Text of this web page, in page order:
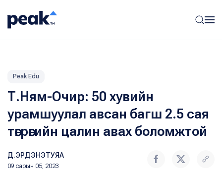
Peak Edu
Т.Ням-Очир: 50 хувийн
урамшуулал авсан багш 2.5 сая
төгрөгийн цалин авах боломжтой
Д.ЭРДЭНЭТУЯА
09 сарын 05, 2023